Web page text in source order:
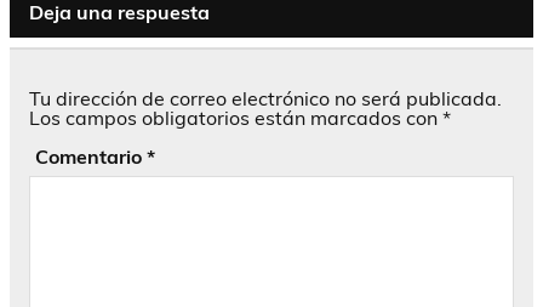
Deja una respuesta
Tu dirección de correo electrónico no será publicada.
Los campos obligatorios están marcados con *
Comentario *